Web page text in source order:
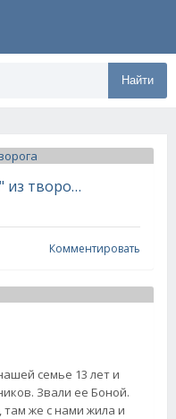
Найти
Детское печенье "хрюшки" из творога
Комментировать
семье 13 лет и
Звали ее Боной.
же с нами жила и